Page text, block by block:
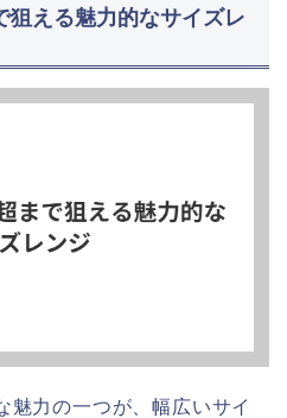
える魅力的なサイズレ
魅力の一つが、幅広いサイ